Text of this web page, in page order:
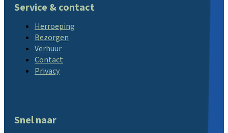
Service & contact
Herroeping
Bezorgen
Verhuur
Contact
Privacy
Snel naar